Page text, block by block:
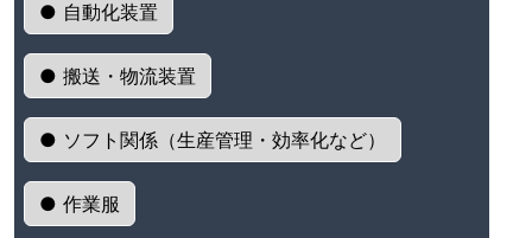
● 自動化装置
● 搬送・物流装置
● ソフト関係（生産管理・効率化など）
● 作業服